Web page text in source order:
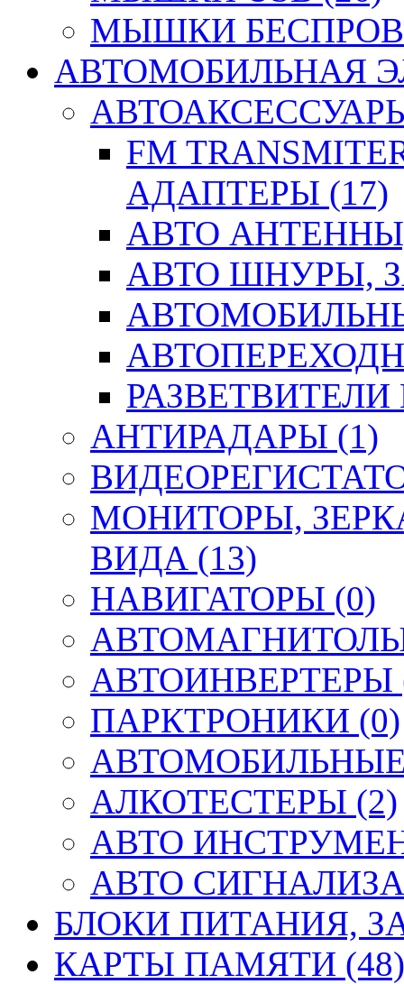
МЫШКИ
АВТОМОБИЛЬНАЯ
FM
АДАПТЕРЫ (17)
АВТО
АВТО ШНУРЫ,
РАЗВЕТВИТЕЛИ
АНТИРАДАРЫ (1)
МОНИТОРЫ,
ВИДА (13)
НАВИГАТОРЫ (0)
АВТОИНВЕРТЕРЫ
ПАРКТРОНИКИ (0)
АЛКОТЕСТЕРЫ (2)
АВТО
АВТО
БЛОКИ ПИТАНИЯ,
КАРТЫ ПАМЯТИ (48)